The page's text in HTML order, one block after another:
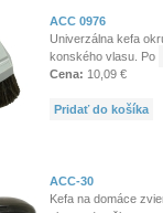
ACC 0976
Univerzálna kefa
konského vlasu. Po
Cena: 10,09 €
Pridať do košíka
ACC-30
Kefa na domáce